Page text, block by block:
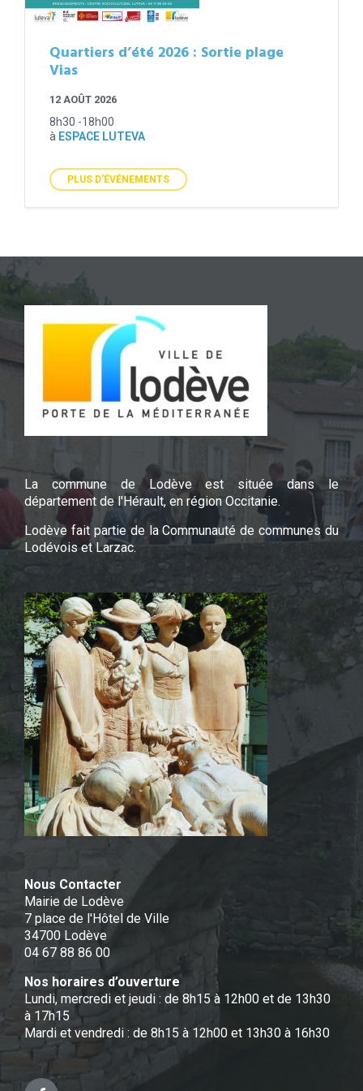
Quartiers d’été 2026 : Sortie plage
Vias
12 AOÛT 2026
8h30 -18h00
à ESPACE LUTEVA
PLUS D'ÉVÉNEMENTS
La commune de Lodève est située dans le
département de l'Hérault, en région Occitanie.
Lodève fait partie de la Communauté de communes du
Lodévois et Larzac.
Nous Contacter
Mairie de Lodève
7 place de l'Hôtel de Ville
34700 Lodève
04 67 88 86 00
Nos horaires d’ouverture
Lundi, mercredi et jeudi : de 8h15 à 12h00 et de 13h30
à 17h15
Mardi et vendredi : de 8h15 à 12h00 et 13h30 à 16h30